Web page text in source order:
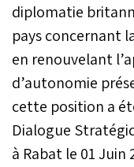
diplomatie
pays concernant
en renouvelant
d’autonomie
cette position a
Dialogue
à Rabat le 01 Juin